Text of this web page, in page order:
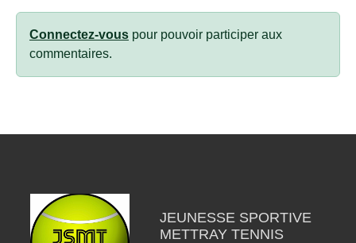
Connectez-vous pour pouvoir participer aux
commentaires.
JEUNESSE SPORTIVE
METTRAY TENNIS